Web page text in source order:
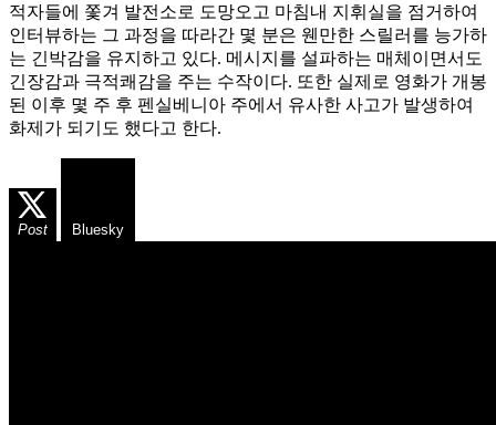
적자들에 쫓겨 발전소로 도망오고 마침내 지휘실을 점거하여
인터뷰하는 그 과정을 따라간 몇 분은 웬만한 스릴러를 능가하
는 긴박감을 유지하고 있다. 메시지를 설파하는 매체이면서도
긴장감과 극적쾌감을 주는 수작이다. 또한 실제로 영화가 개봉
된 이후 몇 주 후 펜실베니아 주에서 유사한 사고가 발생하여
화제가 되기도 했다고 한다.
Post Bluesky